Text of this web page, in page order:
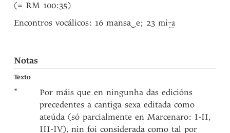
(= RM 100:35)
Encontros vocálicos: 16 mansa ‿e; 23mi-‿a
Notas
Texto
*
Por máis que en ningunha das edicións
precedentes a cantiga sexa editada como
ateúda (só parcialmente en Marcenaro: I-II,
III-IV), nin foi considerada como tal por